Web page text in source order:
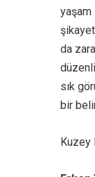
yaşam
da
sık
bir
Kuzey